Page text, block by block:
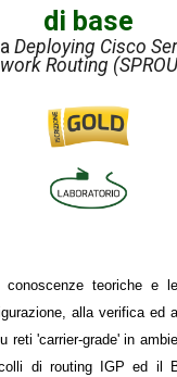
di base
Deploying Cisco
Routing
conoscenze teoriche e
alla verifica ed
reti 'carrier-grade' in
di routing IGP ed il